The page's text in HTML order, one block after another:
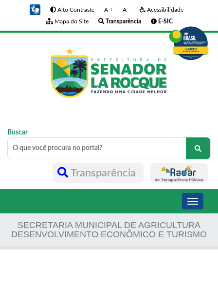
Alto Contraste A + A -
Acessibilidade
Mapa do Site
Transparência E-SIC
Buscar
Transparência
Toggle
SECRETARIA MUNICIPAL DE AGRICULTURA
DESENVOLVIMENTO ECONÔMICO E TURISMO